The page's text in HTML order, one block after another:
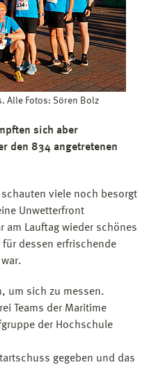
Alle Fotos: Sören Bolz
sich aber
den 834 angetretenen
viele noch besorgt
Unwetterfront
am Lauftag wieder schönes
dessen erfrischende
um sich zu messen.
Teams der Maritime
der Hochschule
gegeben und das